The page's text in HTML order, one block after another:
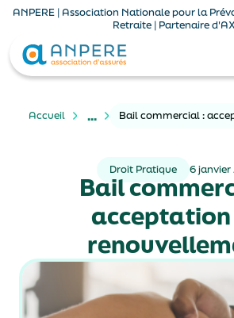
ANPERE | Association Nationale pour la
Retraite | Partenaire
Accueil ...
Droit Pratique 6 janvier
Bail
acceptation